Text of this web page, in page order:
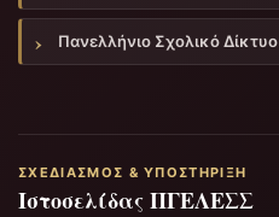
Πανελλήνιο Σχολικό Δίκτυο
ΣΧΕΔΙΑΣΜΌΣ & ΥΠΟΣΤΉΡΙΞΗ
Ιστοσελίδας ΠΓΕΛΕΣΣ